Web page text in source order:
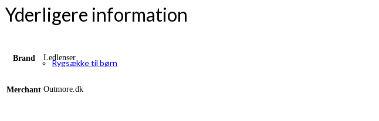
Rygsække til børn
Yderligere information
Brand Ledlenser
Merchant Outmore.dk